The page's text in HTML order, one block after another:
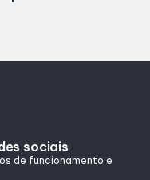
sociais
de funcionamento e